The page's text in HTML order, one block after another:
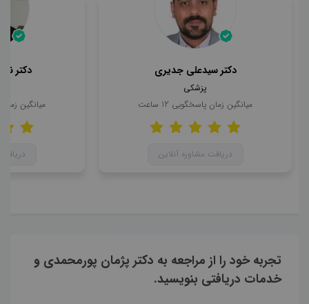
دکتر سیدعلی جدیری
پزشکی
میانگین زمان پاسخگویی 12 ساعت
دریافت مشاوره آنلاین
دکتر
میانگین
تجربه خود را از مراجعه به دکتر پژمان پورمحمدی و
خدمات دریافتی بنویسید.